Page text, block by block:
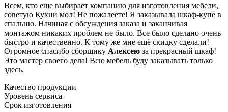
Всем, кто еще выбирает компанию для изготовления мебели,
советую Кухни мол! Не пожалеете! Я заказывала шкаф-купе в
спальню. Начиная с обсуждения заказа и заканчивая
монтажом никаких проблем не было. Все было сделано очень
быстро и качественно. К тому же мне ещё скидку сделали!
Огромное спасибо сборщику Алексею за прекрасный шкаф!
Это мастер своего дела! Всю мебель буду заказывать только
здесь.
Качество продукции
Уровень сервиса
Срок изготовления